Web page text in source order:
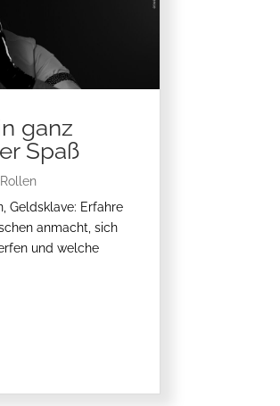
ganz
Spaß
Rollen
Geldsklave: Erfahre
anmacht, sich
und welche